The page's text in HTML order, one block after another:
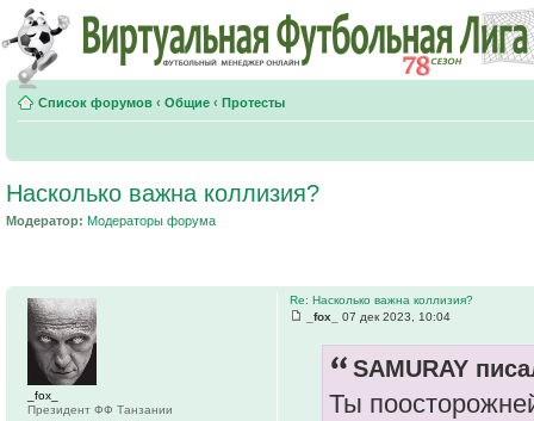
Список форумов ‹ Общие ‹ Протесты
Насколько важна коллизия?
Модератор: Модераторы форума
Re: Насколько важна коллизия?
_fox_
07 дек 2023, 10:04
SAMURAY
Ты
_fox_
Президент ФФ Танзании